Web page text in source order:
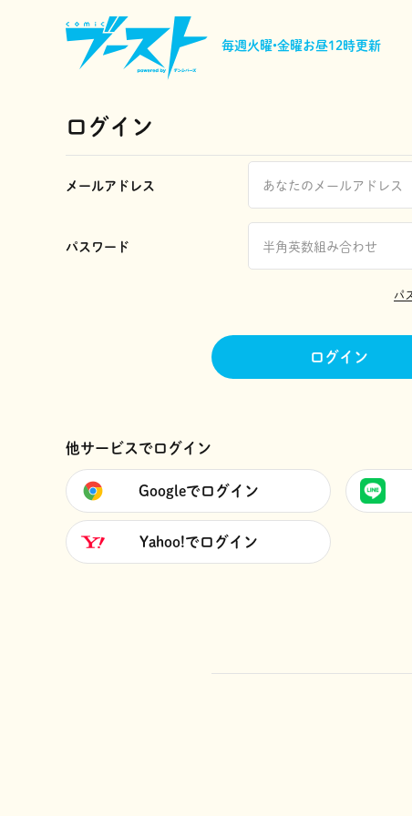
毎週火曜•金曜お昼12時更新
ログイン
メールアドレス
パスワード
パ
ログイン
他サービスでログイン
Googleでログイン
Yahoo!でログイン